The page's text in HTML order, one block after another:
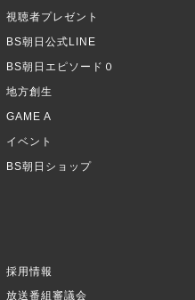
視聴者プレゼント
BS朝日公式LINE
BS朝日エピソード０
地方創生
GAME A
イベント
BS朝日ショップ
採用情報
放送番組審議会